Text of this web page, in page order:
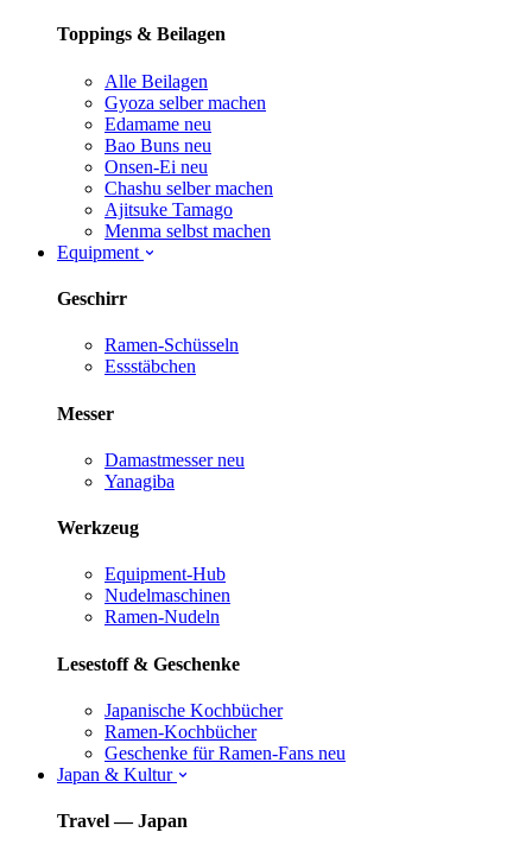
Toppings & Beilagen
Alle Beilagen
Gyoza selber machen
Edamame neu
Bao Buns neu
Onsen-Ei neu
Chashu selber machen
Ajitsuke Tamago
Menma selbst machen
Equipment
Geschirr
Ramen-Schüsseln
Essstäbchen
Messer
Damastmesser neu
Yanagiba
Werkzeug
Equipment-Hub
Nudelmaschinen
Ramen-Nudeln
Lesestoff & Geschenke
Japanische Kochbücher
Ramen-Kochbücher
Geschenke für Ramen-Fans neu
Japan & Kultur
Travel — Japan